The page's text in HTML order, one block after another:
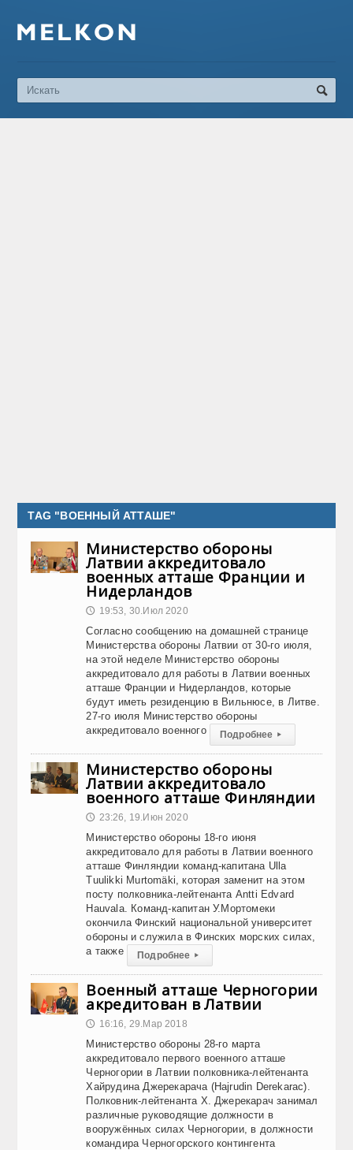
TAG "ВОЕННЫЙ АТТАШЕ"
Министерство обороны
Латвии аккредитовало
военных атташе Франции и
Нидерландов
🕔 19:53, 30.Июл 2020
Согласно сообщению на домашней странице
Министерства обороны Латвии от 30-го июля,
на этой неделе Министерство обороны
аккредитовало для работы в Латвии военных
атташе Франции и Нидерландов, которые
будут иметь резиденцию в Вильнюсе, в Литве.
27-го июля Министерство обороны
аккредитовало военного
Подробнее ▸
Министерство обороны
Латвии аккредитовало
военного атташе Финляндии
🕔 23:26, 19.Июн 2020
Министерство обороны 18-го июня
аккредитовало для работы в Латвии военного
атташе Финляндии команд-капитана Ulla
Tuulikki Murtomäki, которая заменит на этом
посту полковника-лейтенанта Antti Edvard
Hauvala. Команд-капитан У.Мортомеки
окончила Финский национальной университет
обороны и служила в Финских морских силах,
а также
Подробнее ▸
Военный атташе Черногории
акредитован в Латвии
🕔 16:16, 29.Мар 2018
Министерство обороны 28-го марта
аккредитовало первого военного атташе
Черногории в Латвии полковника-лейтенанта
Хайрудина Джерекарача (Hajrudin Derekarac).
Полковник-лейтенанта Х. Джерекарач занимал
различные руководящие должности в
вооружённых силах Черногории, в должности
командира Черногорского контингента